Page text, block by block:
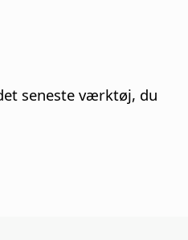
seneste værktøj, du